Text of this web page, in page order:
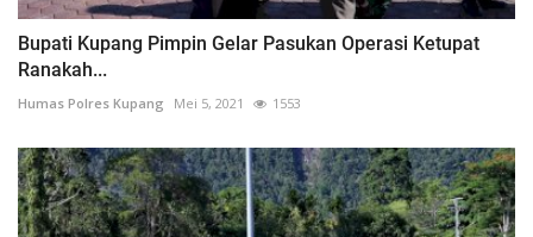
Bupati Kupang Pimpin Gelar Pasukan Operasi Ketupat
Ranakah...
Humas Polres Kupang Mei 5, 2021 1553